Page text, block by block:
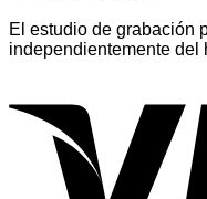
El estudio de grabación
independientemente del